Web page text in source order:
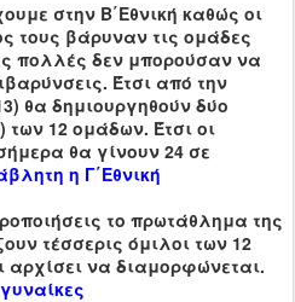
στην Β΄Εθνική καθώς οι
τους βάρυναν τις ομάδες
πολλές δεν μπορούσαν να
Έτσι από την
θα δημιουργηθούν δύο
των 12 ομάδων. Έτσι οι
θα γίνουν 24 σε
η Γ΄Εθνική
το πρωτάθλημα της
τέσσερις όμιλοι των 12
να διαμορφώνεται.